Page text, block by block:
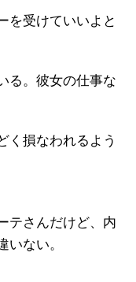
を受けていいよと
る。彼女の仕事な
く損なわれるよう
テさんだけど、内
ない。